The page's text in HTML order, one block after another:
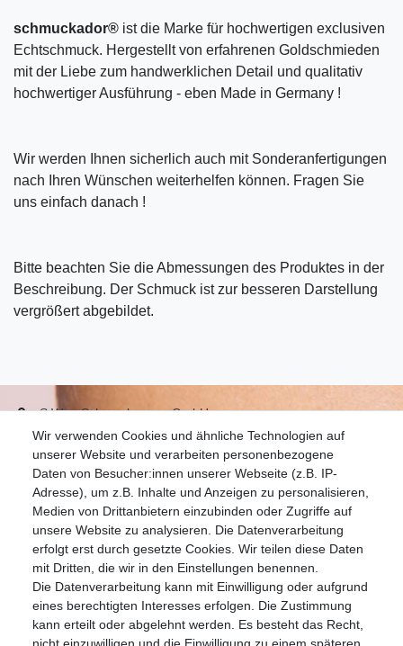
schmuckador® ist die Marke für hochwertigen exclusiven
Echtschmuck. Hergestellt von erfahrenen Goldschmieden
mit der Liebe zum handwerklichen Detail und qualitativ
hochwertiger Ausführung - eben Made in Germany !
Wir werden Ihnen sicherlich auch mit Sonderanfertigungen
nach Ihren Wünschen weiterhelfen können. Fragen Sie
uns einfach danach !
Bitte beachten Sie die Abmessungen des Produktes in der
Beschreibung. Der Schmuck ist zur besseren Darstellung
vergrößert abgebildet.
Wir verwenden Cookies und ähnliche Technologien auf
unserer Website und verarbeiten personenbezogene
Daten von Besucher:innen unserer Webseite (z.B. IP-
Adresse), um z.B. Inhalte und Anzeigen zu personalisieren,
Medien von Drittanbietern einzubinden oder Zugriffe auf
unsere Website zu analysieren. Die Datenverarbeitung
erfolgt erst durch gesetzte Cookies. Wir teilen diese Daten
mit Dritten, die wir in den Einstellungen benennen.
Die Datenverarbeitung kann mit Einwilligung oder aufgrund
eines berechtigten Interesses erfolgen. Die Zustimmung
kann erteilt oder abgelehnt werden. Es besteht das Recht,
S.W.w. Schmuckwaren GmbH
07051-9608828
info@schmuckador.de
Montag bis Freitag 8.30 – 12.00 Uhr und 13.30 bis 17.30 Uhr
Widerrufs­recht Widerrufs­formular Impressum
Daten­schutz­erklärung AGB